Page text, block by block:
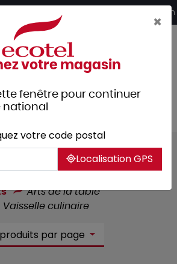
HT d’achat et retrait 2h en magasin
:244
Arts de la table
Vaisselle culinaire
produits par page
×
votre magasin
fenêtre pour continuer
national
votre code postal
Localisation GPS
des cookies